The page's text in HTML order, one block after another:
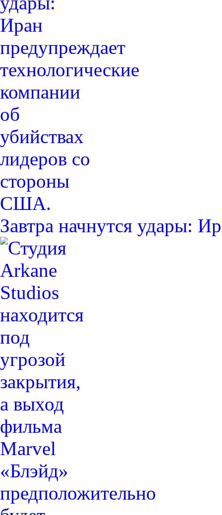
Завтра начнутся удары: